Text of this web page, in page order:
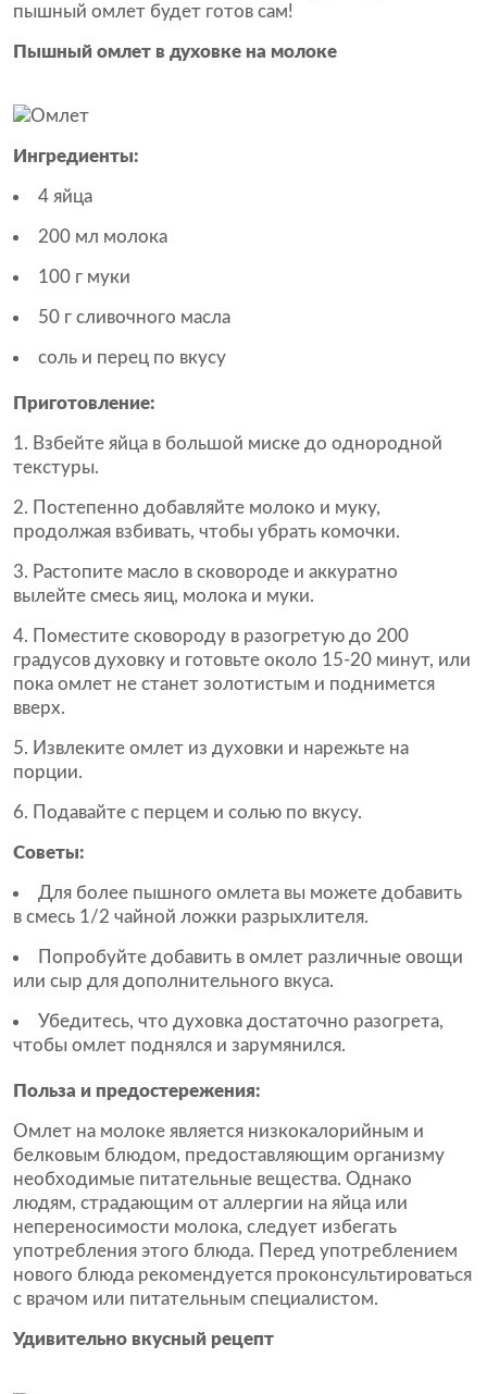
пышный омлет будет готов сам!
Пышный омлет в духовке на молоке
Ингредиенты:
4 яйца
200 мл молока
100 г муки
50 г сливочного масла
соль и перец по вкусу
Приготовление:
Взбейте яйца в большой миске до однородной
текстуры.
Постепенно добавляйте молоко и муку,
продолжая взбивать, чтобы убрать комочки.
Растопите масло в сковороде и аккуратно
вылейте смесь яиц, молока и муки.
Поместите сковороду в разогретую до 200
градусов духовку и готовьте около 15-20 минут, или
пока омлет не станет золотистым и поднимется
вверх.
Извлеките омлет из духовки и нарежьте на
порции.
Подавайте с перцем и солью по вкусу.
Советы:
Для более пышного омлета вы можете добавить
в смесь 1/2 чайной ложки разрыхлителя.
Попробуйте добавить в омлет различные овощи
или сыр для дополнительного вкуса.
Убедитесь, что духовка достаточно разогрета,
чтобы омлет поднялся и зарумянился.
Польза и предостережения:
Омлет на молоке является низкокалорийным и
белковым блюдом, предоставляющим организму
необходимые питательные вещества. Однако
людям, страдающим от аллергии на яйца или
непереносимости молока, следует избегать
употребления этого блюда. Перед употреблением
нового блюда рекомендуется проконсультироваться
с врачом или питательным специалистом.
Удивительно вкусный рецепт